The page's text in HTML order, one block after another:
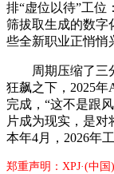
排“虚位以待”工
筛拔取生成的数
些全新职业正悄悄
周期压缩了三分
狂飙之下，2025
完成，“这不是跟
片成为现实，是对
本年4月，2026年
郑重声明：XPJ·(中